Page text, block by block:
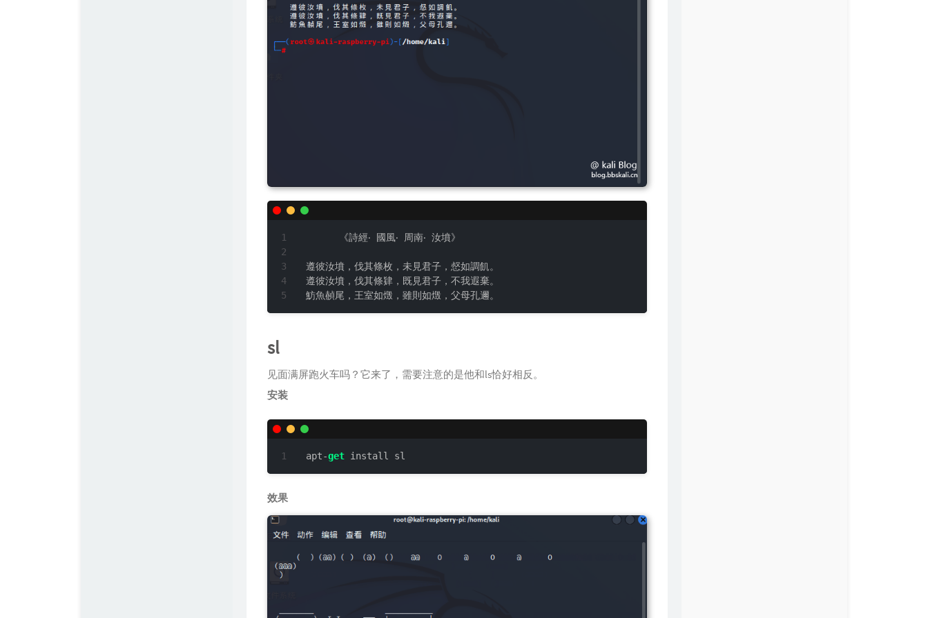
遵彼汝墳，伐其條枚，未見君子，惄如調飢。
遵彼汝墳，伐其條肄，既見君子，不我遐棄。
魴魚赬尾，王室如燬，雖則如燬，父母孔邇。
sl
见面满屏跑火车吗？它来了，需要注意的是他和ls恰好相反。
安装
apt-get install sl
效果